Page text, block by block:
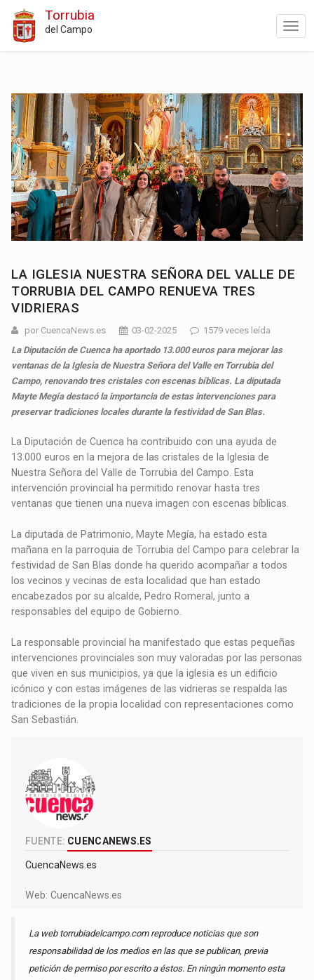
Torrubia
del Campo
LA IGLESIA NUESTRA SEÑORA DEL VALLE DE
TORRUBIA DEL CAMPO RENUEVA TRES
VIDRIERAS
por CuencaNews.es 03-02-2025
1579 veces leída
La Diputación de Cuenca ha aportado 13.000 euros para mejorar las
ventanas de la Iglesia de Nuestra Señora del Valle en Torrubia del
Campo, renovando tres cristales con escenas bíblicas. La diputada
Mayte Megía destacó la importancia de estas intervenciones para
preservar tradiciones locales durante la festividad de San Blas.
La Diputación de Cuenca ha contribuido con una ayuda de
13.000 euros en la mejora de las cristales de la Iglesia de
Nuestra Señora del Valle de Torrubia del Campo. Esta
intervención provincial ha permitido renovar hasta tres
ventanas que tienen una nueva imagen con escenas bíblicas.
La diputada de Patrimonio, Mayte Megía, ha estado esta
mañana en la parroquia de Torrubia del Campo para celebrar la
festividad de San Blas donde ha querido acompañar a todos
los vecinos y vecinas de esta localidad que han estado
encabezados por su alcalde, Pedro Romeral, junto a
responsables del equipo de Gobierno.
La responsable provincial ha manifestado que estas pequeñas
intervenciones provinciales son muy valoradas por las personas
que viven en sus municipios, ya que la iglesia es un edificio
icónico y con estas imágenes de las vidrieras se respalda las
tradiciones de la propia localidad con representaciones como
San Sebastián.
FUENTE: CUENCANEWS.ES
CuencaNews.es
Web:CuencaNews.es
La web torrubiadelcampo.com reproduce noticias que son
responsabilidad de los medios en las que se publican, previa
petición de permiso por escrito a éstos. En ningún momento esta